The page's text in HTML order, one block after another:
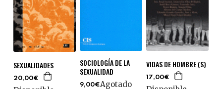
SEXUALIDADES
20,00€
SOCIOLOGÍA DE LA
SEXUALIDAD
9,00€Agotado
VIDAS DE HOMBRE (S)
17,00€